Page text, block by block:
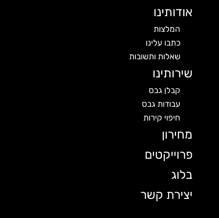
אודותינו
המלצות
כתבו עלינו
שאלות ותשובות
שירותינו
קבלן גבס
עבודות גבס
חיפוי קירות
מחירון
פרוייקטים
בלוג
יצירת קשר